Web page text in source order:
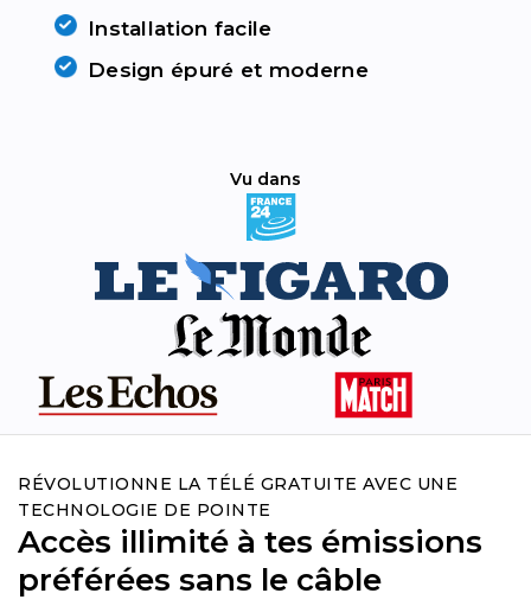
Installation facile
Design épuré et moderne
Vu dans
RÉVOLUTIONNE LA TÉLÉ GRATUITE AVEC UNE
TECHNOLOGIE DE POINTE
Accès illimité à tes émissions
préférées sans le câble